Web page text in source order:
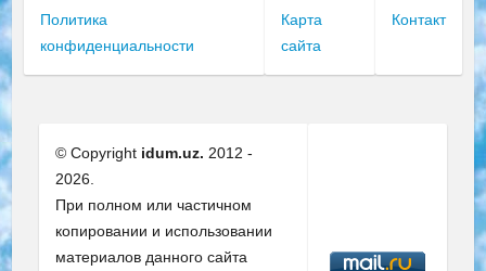
Политика
конфиденциальности
Карта
сайта
Контакт
© Copyright idum.uz. 2012 -
2026.
При полном или частичном
копировании и использовании
материалов данного сайта